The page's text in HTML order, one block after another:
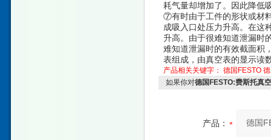
耗气量却增加了。因此降低
⑦有时由于工件的形状或材
成吸入口处压力升高。在这
升高。由于很难知道泄漏时
难知道泄漏时的有效截面积
表组成，由真空表的显示读
产品相关关键字： 德国FESTO
如果你对德国FESTO:费斯托真
产品：